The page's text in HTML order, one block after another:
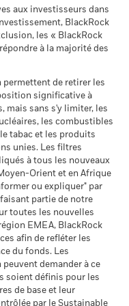
été réalisée dans des
applicables.
nom et/ou d’objectif
2019 2020 2021
8,8 8,2
8,2 5,6
après déduction des
ne sont pas inclus
obtenir après
moyen
obtenir après
moyen
vous pourriez obtenir
-
-
- WB1-AG
- WB1-AG (fr)
- Prospectus (French
- Prospectus
- Prospectus (French
- Prospectus -
aux investisseurs dans
BlackRock
les « BlackRock
à la majorité des
permettent de retirer les
significative à
mais sans s'y limiter, les
les combustibles
tabac et les produits
unies. Les filtres
à tous les nouveaux
Orient et en Afrique
ou expliquer" par
partie de notre
toutes les nouvelles
EMEA, BlackRock
afin de refléter les
du fonds. Les
demander à ce
soient définis pour les
de base et leur
par le Sustainable